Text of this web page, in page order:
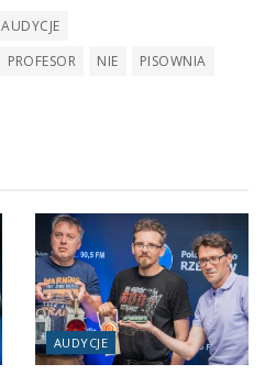
AUDYCJE
PROFESOR NIE PISOWNIA
AUDYCJE